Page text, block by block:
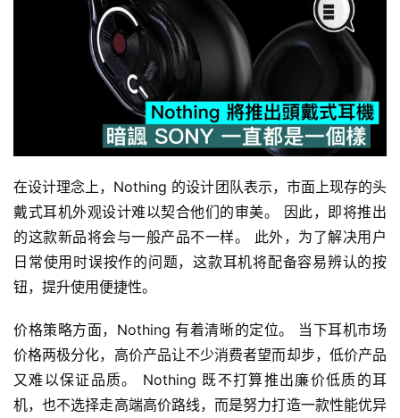
在设计理念上，Nothing 的设计团队表示，市面上现存的头
戴式耳机外观设计难以契合他们的审美。 因此，即将推出
的这款新品将会与一般产品不一样。 此外，为了解决用户
日常使用时误按作的问题，这款耳机将配备容易辨认的按
钮，提升使用便捷性。
价格策略方面，Nothing 有着清晰的定位。 当下耳机市场
价格两极分化，高价产品让不少消费者望而却步，低价产品
又难以保证品质。 Nothing 既不打算推出廉价低质的耳
机，也不选择走高端高价路线，而是努力打造一款性能优异